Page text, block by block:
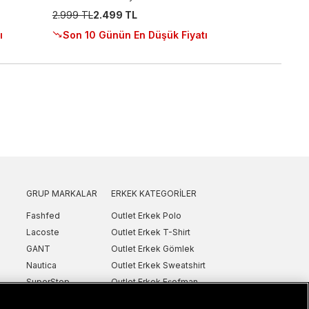
2.999 TL2.499 TL
Son 10 Günün En Düşük Fiyatı
GRUP MARKALAR
Fashfed
Lacoste
GANT
Nautica
SuperStep
ERKEK KATEGORILER
Outlet Erkek Polo
Outlet Erkek T-Shirt
Outlet Erkek Gömlek
Outlet Erkek Sweatshirt
Outlet Erkek Eşofman